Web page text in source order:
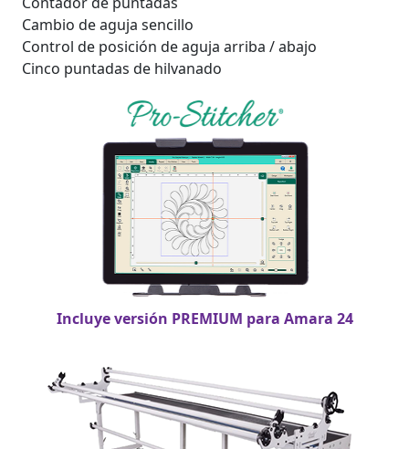
Incluye versión PREMIUM para Amara 24
Cambio de aguja sencillo
Control de posición de aguja arriba / abajo
Cinco puntadas de hilvanado